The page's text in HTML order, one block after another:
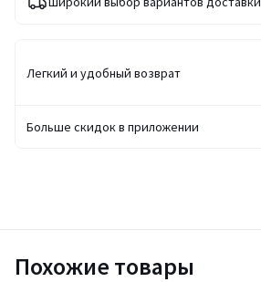
Легкий и удобный возврат
Больше скидок в приложении
Похожие товары